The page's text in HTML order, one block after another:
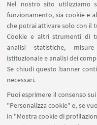
Nel nostro sito utilizziamo
funzionamento, sia cookie e
che potrai attivare solo con il
Cookie e altri strumenti di
analisi statistiche,
istituzionale e analisi dei
Se chiudi questo banner
necessari.
Puoi esprimere il consenso
"Personalizza cookie" e, se
in "Mostra cookie di
prope:classica|
propero:classica|
propinquus: classica
propior: classica|
propono:classica|
propositum: